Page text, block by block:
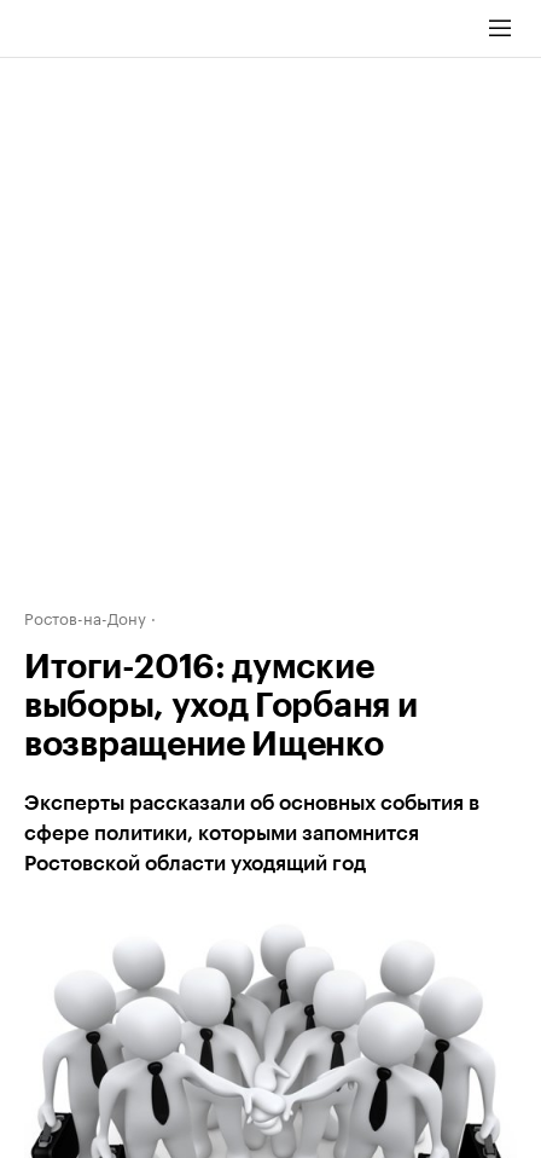
Ростов-на-Дону
Итоги-2016: думские
выборы, уход Горбаня и
возвращение Ищенко
Эксперты рассказали об основных события в
сфере политики, которыми запомнится
Ростовской области уходящий год